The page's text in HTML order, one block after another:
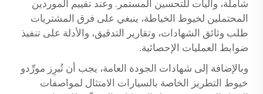
شاملة، وآليات للتحسين المستمر. وعند تقييم الموردين
المحتملين لخيوط الخياطة، ينبغي على فرق المشتريات
طلب وثائق الشهادات، وتقارير التدقيق، والأدلة على تنفيذ
ضوابط العمليات الإحصائية.
وبالإضافة إلى شهادات الجودة العامة، يجب أن تُبرِز مورِّدو
خيوط التطريز الخاصة بالسيارات الامتثال لمواصفات